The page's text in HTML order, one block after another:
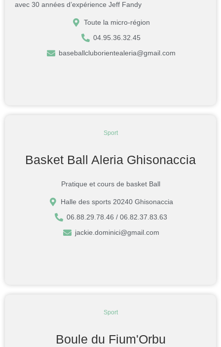
avec 30 années d’expérience Jeff Fandy
Toute la micro-région
04.95.36.32.45
baseballcluborientealeria@gmail.com
Sport
Basket Ball Aleria Ghisonaccia
Pratique et cours de basket Ball
Halle des sports 20240 Ghisonaccia
06.88.29.78.46 / 06.82.37.83.63
jackie.dominici@gmail.com
Sport
Boule du Fium'Orbu